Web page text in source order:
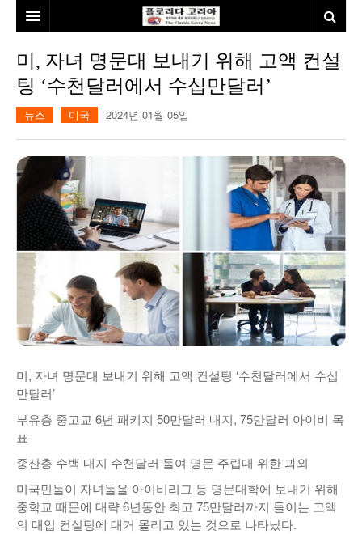
본사소개
뉴스
미국
발행인칼럼
김명열칼럼
이명덕칼럼
김선옥칼럼
김원동칼럼
건강
본보특집
100인선/독자광장
100인선
독자광장
인근여행지
놀이공원
낚시/비치
골프
인터뷰/탐방
미, 자녀 명문대 보내기 위해 고액 컨설
팅 ‘수천달러에서 수십만달러’
뉴스 미국 2024년 01월 05일
미, 자녀 명문대 보내기 위해 고액 컨설팅 ‘수천달러에서 수십
만달러’
부유층 중고교 6년 패키지 50만달러 내지, 75만달러 아이비 목
표
중산층 수백 내지 수천달러 들여 명문 주립대 위한 과외
미국민들이 자녀들을 아이비리그 등 명문대학에 보내기 위해
중학교 때문에 대략 6년동안 최고 75만달러까지 들이는 고액
의 대입 컨설팅에 대거 몰리고 있는 것으로 나타났다.